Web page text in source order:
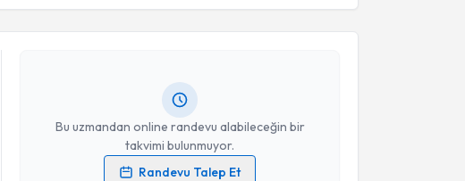
Bu uzmandan online randevu alabileceğin bir
takvimi bulunmuyor.
Randevu Talep Et
Dt. Seval Songül Sezeriçin randevu takvimi talebi oluşturun.
Size bu uzmandan randevu almanız için bir takvim